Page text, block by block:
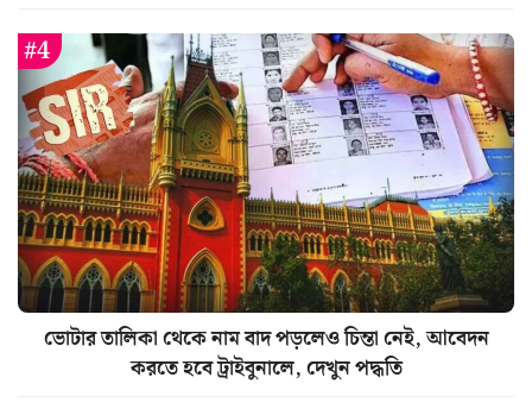
ভোটার তালিকা থেকে নাম বাদ পড়লেও চিন্তা নেই, আবেদন
করতে হবে ট্রাইবুনালে, দেখুন পদ্ধতি